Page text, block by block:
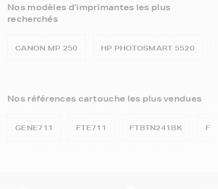
Nos modèles d’imprimantes les plus
recherchés
CANON MP 250 HP PHOTOSMART 5520
Nos références cartouche les plus vendues
GENE711 FTE711 FTBTN241BK